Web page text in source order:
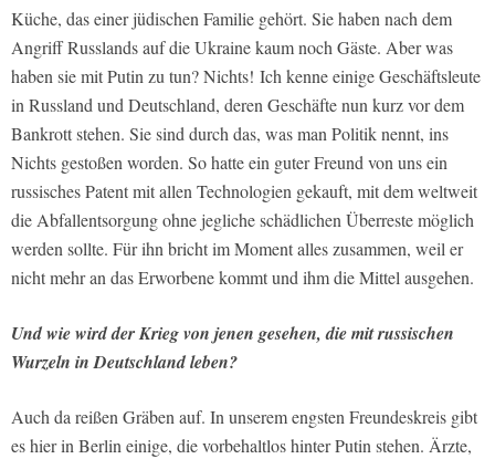
Küche, das einer jüdischen Familie gehört. Sie haben nach dem
Angriff Russlands auf die Ukraine kaum noch Gäste. Aber was
haben sie mit Putin zu tun? Nichts! Ich kenne einige Geschäftsleute
in Russland und Deutschland, deren Geschäfte nun kurz vor dem
Bankrott stehen. Sie sind durch das, was man Politik nennt, ins
Nichts gestoßen worden. So hatte ein guter Freund von uns ein
russisches Patent mit allen Technologien gekauft, mit dem weltweit
die Abfallentsorgung ohne jegliche schädlichen Überreste möglich
werden sollte. Für ihn bricht im Moment alles zusammen, weil er
nicht mehr an das Erworbene kommt und ihm die Mittel ausgehen.
Und wie wird der Krieg von jenen gesehen, die mit russischen
Wurzeln in Deutschland leben?
Auch da reißen Gräben auf. In unserem engsten Freundeskreis gibt
es hier in Berlin einige, die vorbehaltlos hinter Putin stehen. Ärzte,